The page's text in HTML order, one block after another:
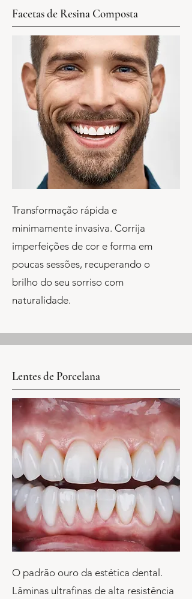
Facetas de Resina Composta
Transformação rápida e
minimamente invasiva. Corrija
imperfeições de cor e forma em
poucas sessões, recuperando o
brilho do seu sorriso com
naturalidade.
Lentes de Porcelana
O padrão ouro da estética dental.
Lâminas ultrafinas de alta resistência